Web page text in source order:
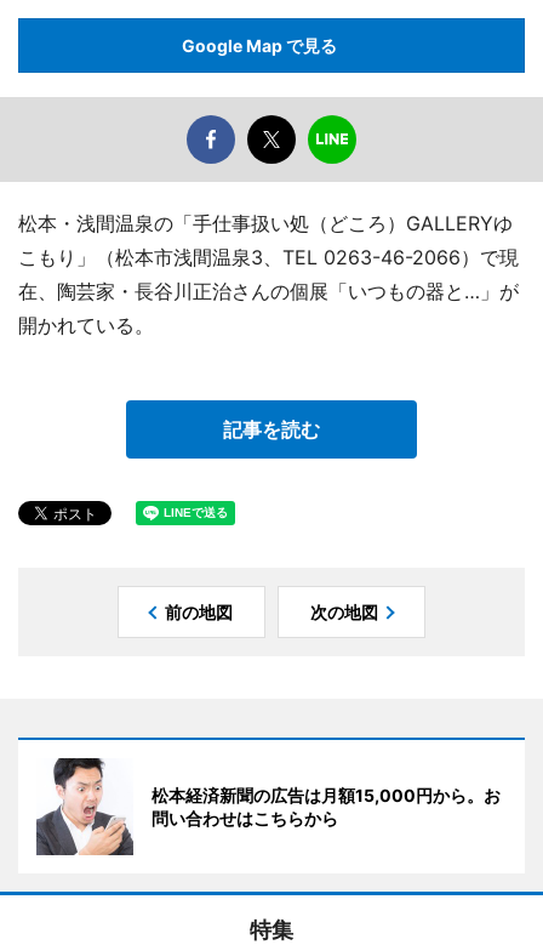
Google Map で見る
松本・浅間温泉の「手仕事扱い処（どころ）GALLERYゆ
こもり」（松本市浅間温泉3、TEL 0263-46-2066）で現
在、陶芸家・長谷川正治さんの個展「いつもの器と…」が
開かれている。
記事を読む
前の地図 次の地図
松本経済新聞の広告は月額15,000円から。お
問い合わせはこちらから
特集